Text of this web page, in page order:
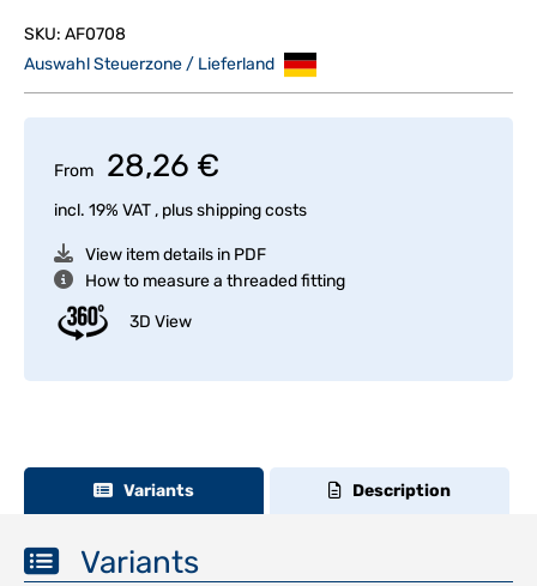
SKU: AF0708
Auswahl Steuerzone / Lieferland
From 28,26 €
incl. 19% VAT , plusshipping costs
View item details in PDF
How to measure a threaded fitting
3D View
Variants Description
Variants